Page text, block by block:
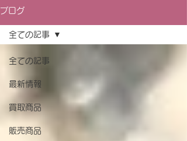
ブログ
全ての記事
最新情報
買取商品
販売商品
全ての記事